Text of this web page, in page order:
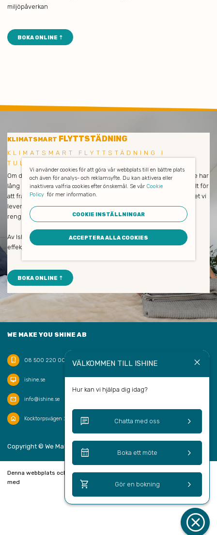
cancel
VÄLKOMMEN TILL ISHINE close
Hur kan vi hjälpa dig idag?
chat Chatta med oss keyboard_arrow_right
calendar_month Boka ett möte keyboard_arrow_right
shopping_cart Gör en bokning keyboard_arrow_right
miljöpåverkan
BOKA ONLINE ⇡
KLIMATSMART FLYTTSTÄDNING
KLIMATSMART FLYTTSTÄDNING I
TULLINGE
Om du är nöjd så är vi också nöjda! Våra medarbetare och städare har
lång erfarenhet och städar enbart med miljövänliga produkter. Allt för
att främja såväl dina medarbetares hälsa som naturen och klimatet vi
lever i. De avlägsnar all smuts och allt damm, putsar fönster och
rengör verkligen på djupet.
Av Ishine som städföretag kan du alltid förvänta dig trevlig och
effektiv personal med hög servicenivå.
BOKA ONLINE ⇡
WE MAKE YOU SHINE AB
phone_iphone 08 500 220 00
desktop_mac ishine.se
mail info@ishine.se
home Kocktorpsvägen 20, 132 43 Saltsjö-Boo
Copyright © We Make You Shine AB 2026 keyboard_arrow_up
Denna webbplats och bokningssystem är skapad
med
Vi använder cookies för att göra vår webbplats till en bättre plats
och även för analys- och reklamsyfte. Du kan aktivera eller
inaktivera valfria cookies efter önskemål. Se vår Cookie
Policy för mer information.
COOKIE INSTÄLLNINGAR
ACCEPTERA ALLA COOKIES